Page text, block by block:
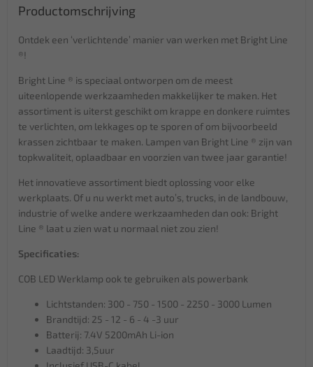
Productomschrijving
Ontdek een ‘verlichtende’ manier van werken met Bright Line
®!
Bright Line ® is speciaal ontworpen om de meest
uiteenlopende werkzaamheden makkelijker te maken. Het
assortiment is uiterst geschikt om krappe en donkere ruimtes
te verlichten, om lekkages op te sporen of om bijvoorbeeld
krassen zichtbaar te maken. Lampen van Bright Line ® zijn van
topkwaliteit, oplaadbaar en voorzien van twee jaar garantie!
Het innovatieve assortiment biedt oplossing voor elke
werkplaats. Of u nu werkt met auto’s, trucks, in de landbouw,
industrie of welke andere werkzaamheden dan ook: Bright
Line ® laat u zien wat u normaal niet zou zien!
Specificaties:
COB LED Werklamp ook te gebruiken als powerbank
Lichtstanden: 300 - 750 - 1500 - 2250 - 3000 Lumen
Brandtijd: 25 - 12 - 6 - 4 -3 uur
Batterij: 7.4V 5200mAh Li-ion
Laadtijd: 3,5uur